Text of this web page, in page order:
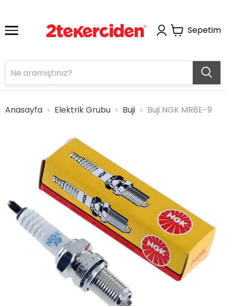
Sepetim
Anasayfa Elektrik Grubu Buji Buji NGK MR8E-9